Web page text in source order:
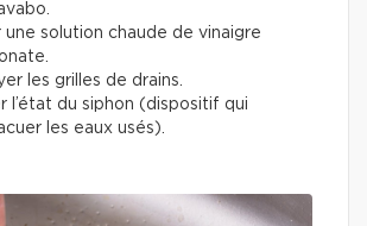
une solution chaude de vinaigre
les grilles de drains.
l’état du siphon (dispositif qui
les eaux usés).